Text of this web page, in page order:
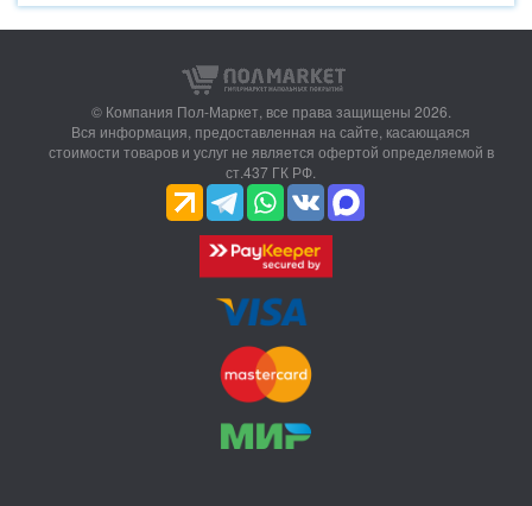
© Компания Пол-Маркет, все права защищены 2026.
Вся информация, предоставленная на сайте, касающаяся
стоимости товаров и услуг не является офертой определяемой в
ст.437 ГК РФ.